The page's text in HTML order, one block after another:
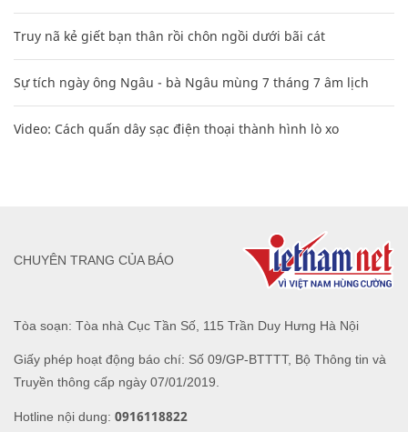
Truy nã kẻ giết bạn thân rồi chôn ngồi dưới bãi cát
Sự tích ngày ông Ngâu - bà Ngâu mùng 7 tháng 7 âm lịch
Video: Cách quấn dây sạc điện thoại thành hình lò xo
Tòa soạn: Tòa nhà Cục Tần Số, 115 Trần Duy Hưng Hà Nội
Giấy phép hoạt động báo chí: Số 09/GP-BTTTT, Bộ Thông tin và
Truyền thông cấp ngày 07/01/2019.
Hotline nội dung: 0916118822
CHUYÊN TRANG CỦA BÁO